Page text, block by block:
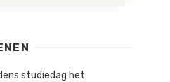
studiedag het